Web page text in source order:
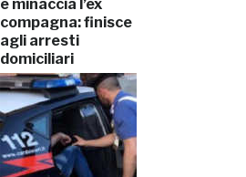
e minaccia l’ex
compagna: finisce
agli arresti
domiciliari